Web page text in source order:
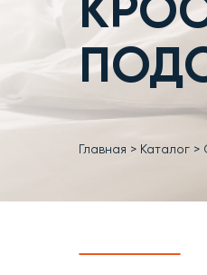
Главная > Каталог >